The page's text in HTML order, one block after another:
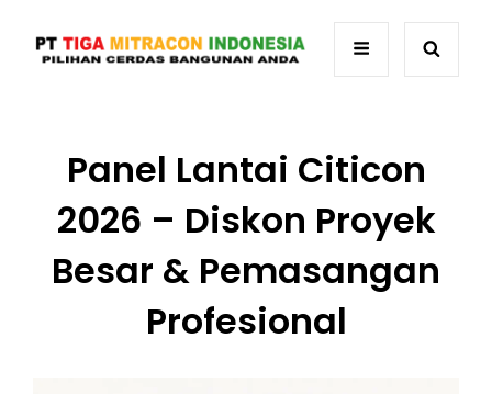
Panel Lantai Citicon
2026 – Diskon Proyek
Besar & Pemasangan
Profesional